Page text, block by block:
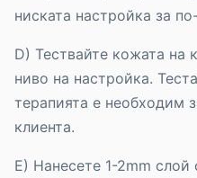
ниската настройка за
D) Тествайте кожата на
ниво на настройка.
терапията е необходим
клиента.
E) Нанесете 1-2mm